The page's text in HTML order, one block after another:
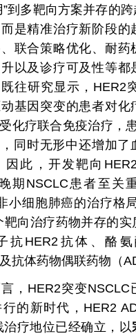
”到多靶向方案并存的
是精准治疗新阶段的
联合策略优化、耐药
以及诊疗可及性等都
往研究显示，HER2
基因突变的患者对化
化疗联合免疫治疗，
同时无形中还增加了
因此，开发靶向
期NSCLC患者至关
小细胞肺癌的治疗格
靶向治疗药物并存的
抗HER2抗体、酪
抗体药物偶联药物（
HER2突变NSCLC
的新时代，HER2
治疗地位已经确立，以